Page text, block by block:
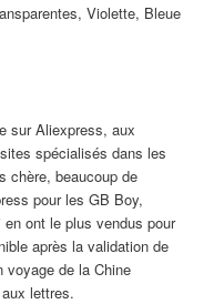
Violette, Bleue
sur Aliexpress, aux
spécialisés dans les
chère, beaucoup de
pour les GB Boy,
ont le plus vendus pour
après la validation de
voyage de la Chine
lettres.